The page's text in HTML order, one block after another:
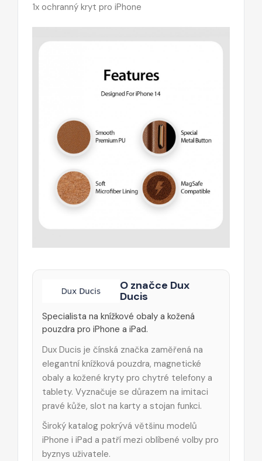
1x ochranný kryt pro iPhone
O značce Dux
Ducis
Specialista na knížkové obaly a kožená
pouzdra pro iPhone a iPad.
Dux Ducis je čínská značka zaměřená na
elegantní knížková pouzdra, magnetické
obaly a kožené kryty pro chytré telefony a
tablety. Vyznačuje se důrazem na imitaci
pravé kůže, slot na karty a stojan funkci.
Široký katalog pokrývá většinu modelů
iPhone i iPad a patří mezi oblíbené volby pro
byznys uživatele.